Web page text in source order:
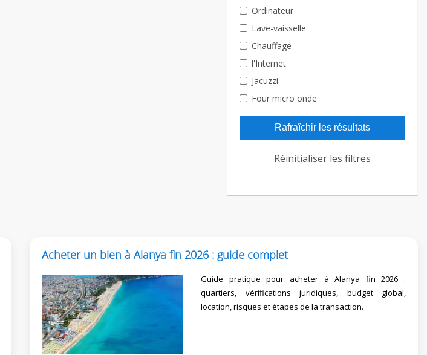
Ordinateur
Lave-vaisselle
Chauffage
l'Internet
Jacuzzi
Four micro onde
Rafraîchir les résultats
Réinitialiser les filtres
Acheter un bien à Alanya fin 2026 : guide complet
Guide pratique pour acheter à Alanya fin 2026 :
quartiers, vérifications juridiques, budget global,
location, risques et étapes de la transaction.